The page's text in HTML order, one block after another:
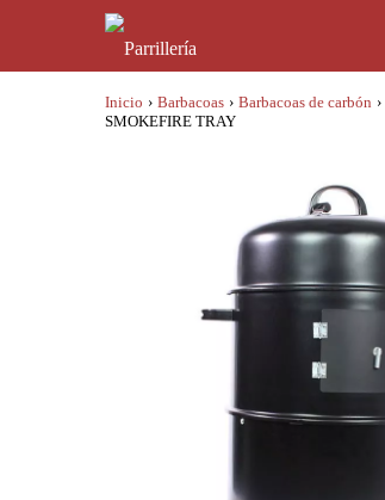
Inicio › Barbacoas › Barbacoas de carbón ›
SMOKEFIRE TRAY